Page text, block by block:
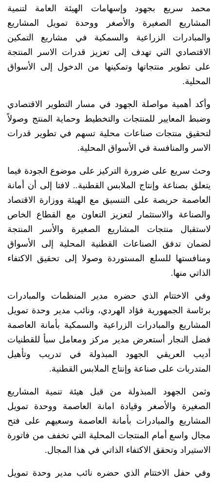
محمد سريع بجهود وإسهامات الهيئة العامة لتنمية
المشاريع الصغيرة والأصغر ووحدة تمويل المشاريع
والمبادرات الزراعية والسمكية في مشاريع التمكين
الاقتصادي التي تهدف إلى تعزيز قدرات الاسر المنتجة
على تطوير منتجاتها وتمكينها من الدخول إلى الأسواق
المحلية.
وأكد أهمية مواصلة الجهود في مسار التطوير الاقتصادي
وضبط المعايير للمنتجات والتخطيط وحماية المنتج وصولاً
لتحقيق منتجات صناعات محلية تسهم في تطوير قدرات
الاسر والمنافسة في الأسواق المحلية.
وحث سريع على ضرورة التركيز على موضوع الجودة فيما
يتعلق بصناعة وإنتاج الملابس القطنية.. لافتا إلى أن أمانة
العاصمة حريصة على التنسيق مع الهيئة ووزارة الاقتصاد
والصناعة والاستثمار لتعزيز التعاون مع القطاع الخاص
لاستقبال منتجات المشاريع الصغيرة والأسر المنتجة
لضمان تدفق الصناعات القطنية المحلية إلى الأسواق
ومنافستها للسلع المستوردة وصولا إلى تحقيق الاكتفاء
الذاتي منها.
وفي الاختتام الذي حضره مدير المنظمات والمبادرات
برئاسة الجمهورية فؤاد الهردي، ونائب مدير وحدة تمويل
المشاريع والمبادرات الزراعية والسمكية بأمانة العاصمة
فضل النجار أستعرض مدير مركز ومعامل سبأ للقطنيات
أديب العريقي الجهود المبذولة في تدريب وتأهيل
المتدربات على صناعة وإنتاج الملابس القطنية.
وثمن الجهود المبذولة من قبل هيئة تنمية المشاريع
الصغيرة والأصغر وقيادة امانة العاصمة ووحدة تمويل
المشاريع والمبادرات بأمانة العاصمة وسعيهم على فتح
مجال واسع أمام المنتجات المحلية التي تخفف من فاتورة
الاستيراد وتحقق الاكتفاء الذاتي في هذا المجال.
وفي حفل الاختتام الذي حضره نائب مدير وحدة تمويل